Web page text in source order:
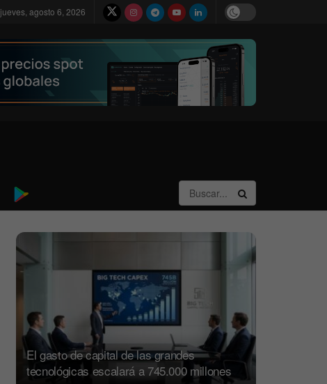
jueves, agosto 6, 2026
El gasto de capital de las grandes
tecnológicas escalará a 745.000 millones